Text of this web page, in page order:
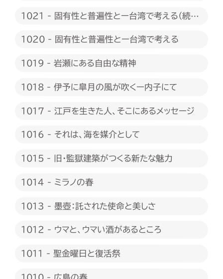
1021 - 固有性と普遍性とー台湾で考える（続
1020 - 固有性と普遍性とー台湾で考える
1019 - 岩瀬にある自由な精神
1018 - 伊予に皐月の風が吹くー内子にて
1017 - 江戸を生きた人、そこにあるメッセージ
1016 - それは、海を媒介として
1015 - 旧・監獄建築がつくる新たな魅力
1014 - ミラノの春
1013 - 墨壺：託された使命と美しさ
1012 - ウマと、ウマい酒があるところ
1011 - 聖金曜日と復活祭